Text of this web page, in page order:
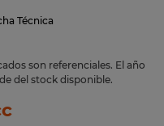
Técnica
son referenciales. El año
del stock disponible.